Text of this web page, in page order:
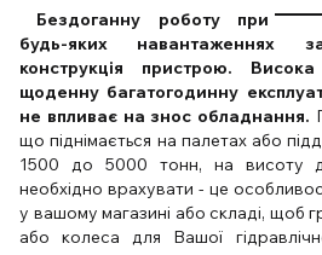
Бездоганну роботу при
будь-яких навантаженнях
конструкція пристрою. Висока
щоденну багатогодинну
не впливає на знос обладнання.
що піднімається на палетах або
1500 до 5000 тонн, на
необхідно врахувати - це
у вашому магазині або складі, щоб
або колеса для Вашої